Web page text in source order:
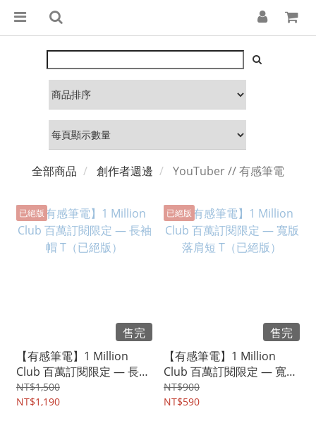
全部商品 創作者週邊 YouTuber // 有感筆電
已絕版
售完
【有感筆電】1 Million
Club 百萬訂閱限定 — 長袖
帽 T（已絕版）
NT$1,500
NT$1,190
已絕版
售完
【有感筆電】1 Million
Club 百萬訂閱限定 — 寬版
落肩短 T（已絕版）
NT$900
NT$590